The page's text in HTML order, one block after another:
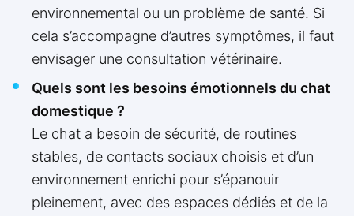
environnemental ou un problème de santé. Si
cela s’accompagne d’autres symptômes, il faut
envisager une consultation vétérinaire.
Quels sont les besoins émotionnels du chat
domestique ?
Le chat a besoin de sécurité, de routines
stables, de contacts sociaux choisis et d’un
environnement enrichi pour s’épanouir
pleinement, avec des espaces dédiés et de la